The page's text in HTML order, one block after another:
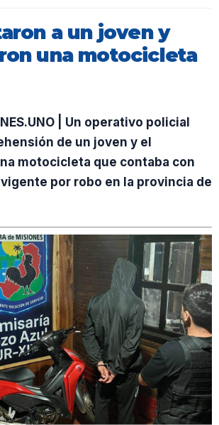
a un joven y
una motocicleta
| Un operativo policial
de un joven y el
motocicleta que contaba con
por robo en la provincia de